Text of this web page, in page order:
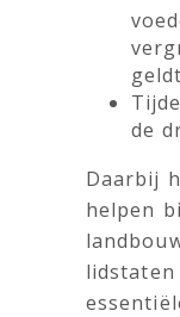
de
Daarbij
helpen